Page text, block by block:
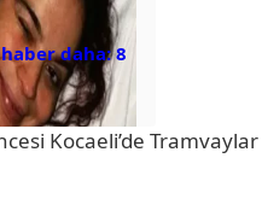
daha: 8
Kocaeli’de Tramvaylar